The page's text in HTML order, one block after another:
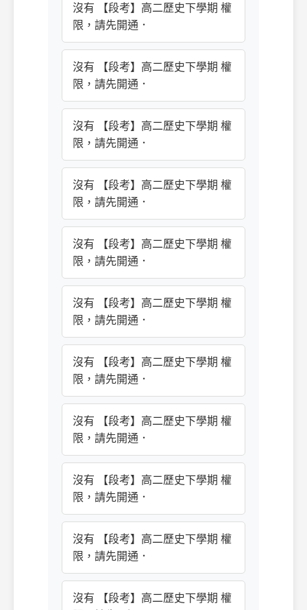
沒有 【段考】高二歷史下學期 權
限，請先開通．
沒有 【段考】高二歷史下學期 權
限，請先開通．
沒有 【段考】高二歷史下學期 權
限，請先開通．
沒有 【段考】高二歷史下學期 權
限，請先開通．
沒有 【段考】高二歷史下學期 權
限，請先開通．
沒有 【段考】高二歷史下學期 權
限，請先開通．
沒有 【段考】高二歷史下學期 權
限，請先開通．
沒有 【段考】高二歷史下學期 權
限，請先開通．
沒有 【段考】高二歷史下學期 權
限，請先開通．
沒有 【段考】高二歷史下學期 權
限，請先開通．
沒有 【段考】高二歷史下學期 權